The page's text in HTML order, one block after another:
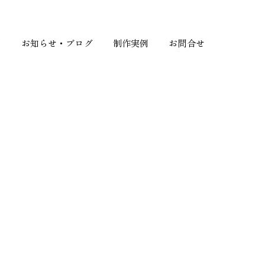
お知らせ・ブログ 制作実例 お問合せ